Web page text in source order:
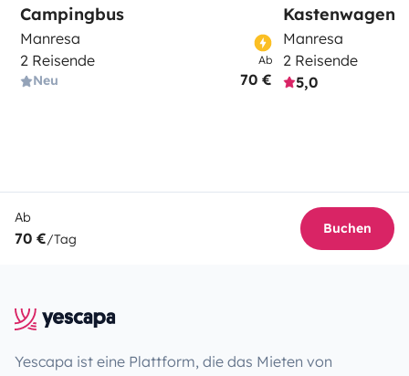
Campingbus
Manresa
2 Reisende
Neu
Ab
70 €
Kastenwagen
Manresa
2 Reisende
5,0
Ab
70 €/Tag
Buchen
Yescapa ist eine Plattform, die das Mieten von